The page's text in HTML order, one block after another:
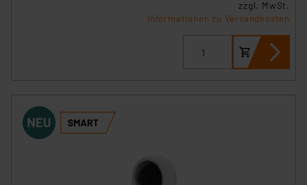
Überwachungsprogrammen verarbeiten, ohne dass
hiergegen Klagemöglichkeiten für Europäer bestehen.
Europäischen Kommission sowie einer eigenen
Beurteilung der mit der Datenübermittlung,
insbesondere der Art der übermittelten Daten,
zzgl. MwSt.
Informationen zu Versandkosten